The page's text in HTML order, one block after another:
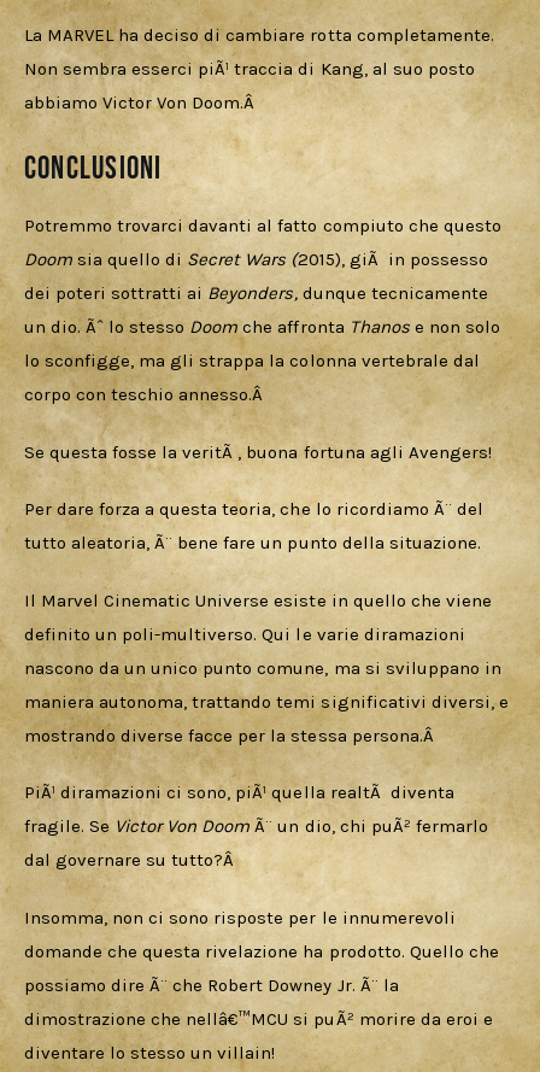
La MARVEL ha deciso di cambiare rotta completamente.
Non sembra esserci piÃ¹ traccia di Kang, al suo posto
abbiamo Victor Von Doom.Â
Conclusioni
Potremmo trovarci davanti al fatto compiuto che questo
Doom sia quello di Secret Wars (2015), giÃ  in possesso
dei poteri sottratti ai Beyonders, dunque tecnicamente
un dio. Ãˆ lo stesso Doom che affronta Thanos e non solo
lo sconfigge, ma gli strappa la colonna vertebrale dal
corpo con teschio annesso.Â
Se questa fosse la veritÃ , buona fortuna agli Avengers!
Per dare forza a questa teoria, che lo ricordiamo Ã¨ del
tutto aleatoria, Ã¨ bene fare un punto della situazione.
Il Marvel Cinematic Universe esiste in quello che viene
definito un poli-multiverso. Qui le varie diramazioni
nascono da un unico punto comune, ma si sviluppano in
maniera autonoma, trattando temi significativi diversi, e
mostrando diverse facce per la stessa persona.Â
PiÃ¹ diramazioni ci sono, piÃ¹ quella realtÃ  diventa
fragile. Se Victor Von Doom Ã¨ un dio, chi puÃ² fermarlo
dal governare su tutto?Â
Insomma, non ci sono risposte per le innumerevoli
domande che questa rivelazione ha prodotto. Quello che
possiamo dire Ã¨ che Robert Downey Jr. Ã¨ la
dimostrazione che nellâ€™MCU si puÃ² morire da eroi e
diventare lo stesso un villain!